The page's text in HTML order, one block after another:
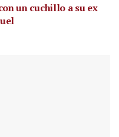
un cuchillo a su ex